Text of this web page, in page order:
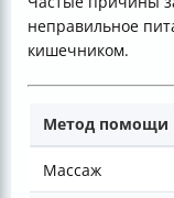
неправильное
кишечником.
Метод помощи
Массаж